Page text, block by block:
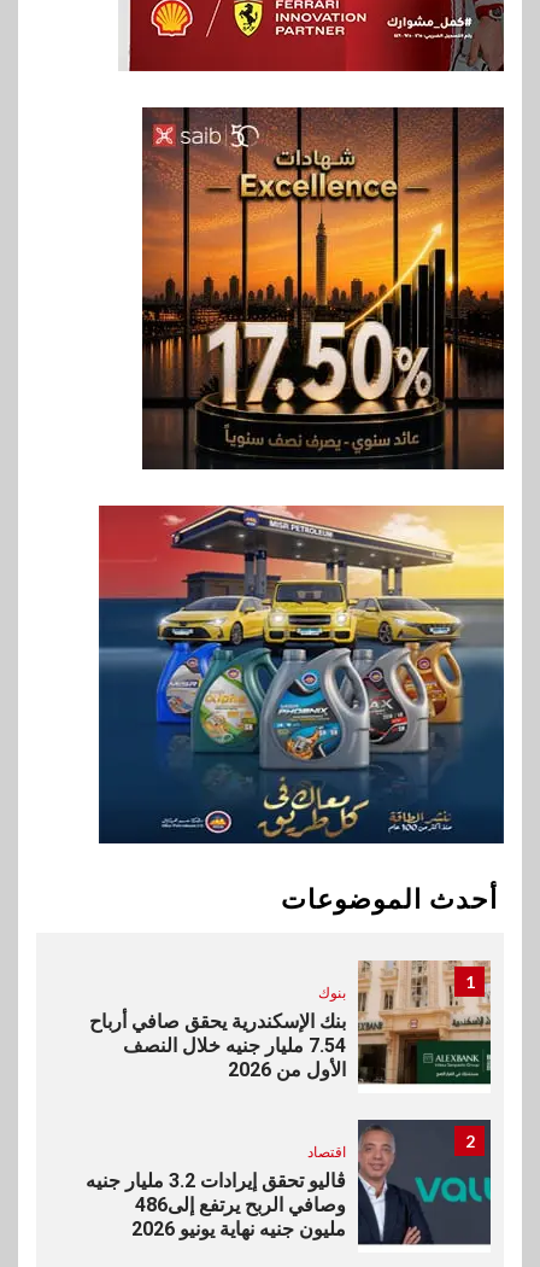
أحدث الموضوعات
6
اخبار
حماقي يشعل سعادة ساحل في
رأس الحكمة.. وبوسي مفاجأة
الحفل
7
اقتصاد
وزيرا التخطيط والبترول يبحثان
جهود تحقيق أمن الطاقة
ارتفاع أسعار النفط مع تصاعد
المخاوف بشأن مستقبل الملاحة
في مضيق هرمز
9 بنوك
البنك الزراعي يكرم موظفيه
المتميزين بعد تحقيق نتائج قياسية
بالقروض الشخصية خلال الربع
الأول 2026
بنوك
يورو صافي ربح في النصف الأول
2026
1
بنوك
بنك الإسكندرية يحقق صافي أرباح
7.54 مليار جنيه خلال النصف
الأول من 2026
2
اقتصاد
ڤاليو تحقق إيرادات 3.2 مليار جنيه
وصافي الربح يرتفع إلى486
مليون جنيه نهاية يونيو 2026